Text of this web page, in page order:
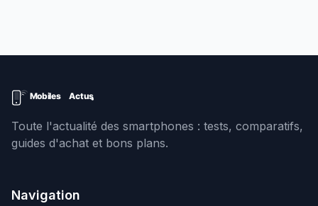
Toute l'actualité des smartphones : tests, comparatifs,
guides d'achat et bons plans.
Navigation